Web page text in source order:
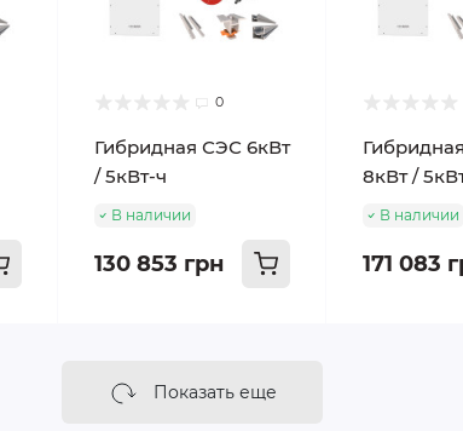
0
Гибридная СЭС 6кВт
/ 5кВт-ч
В наличии
130 853 грн
8кВт /
В наличии
171 083
Показать еще